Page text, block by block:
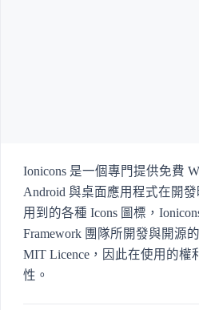
Ionicons 是一個專門提供免費
Android 與桌面應用程式在開
用到的各種 Icons 圖標，
Framework 團隊所開發與開源
MIT Licence，因此在使用的權
性。